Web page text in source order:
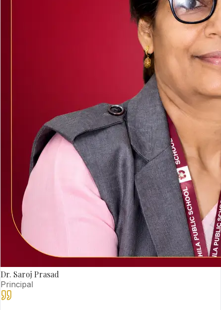
Dr. Saroj Prasad
Principal